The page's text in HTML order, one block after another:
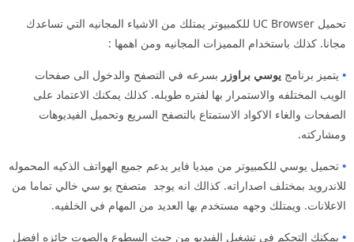
تحميل UC Browser للكمبيوتر يمتلك من الاشياء المجانيه التي تساعدك
مجانا. كذلك باستخدام المميزات المجانيه ومن اهمها :
• يتميز برنامج يوسي براوزر بسرعه في التصفح والدخول الى صفحات
الويب المختلفه والاستمرار بها لفتره طويله. كذلك يمكنك الاعتماد على
الصفحات والغاء الاكواد الاستمتاع بالتصفح السريع وتحميل الفيديوهات
ومشاركته.
• تحميل يوسي للكمبيوتر من ميديا فاير يدعم جميع الهواتف الذكيه المحموله
للاندرويد بمختلف اصداراته. كذالك انه يوجد متصفح يو سي خالي تماما من
الاعلانات. ويمتلك وجهه مستخدم بها العديد من المهام في الخلفيه.
• يمكنك التحكم في تشغيل الفيديو من حيث السطوع والصوت جائزه افضل